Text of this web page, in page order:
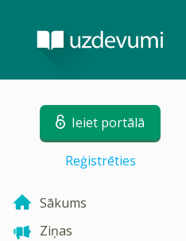
Ieiet portālā
Reģistrēties
Sākums
Ziņas